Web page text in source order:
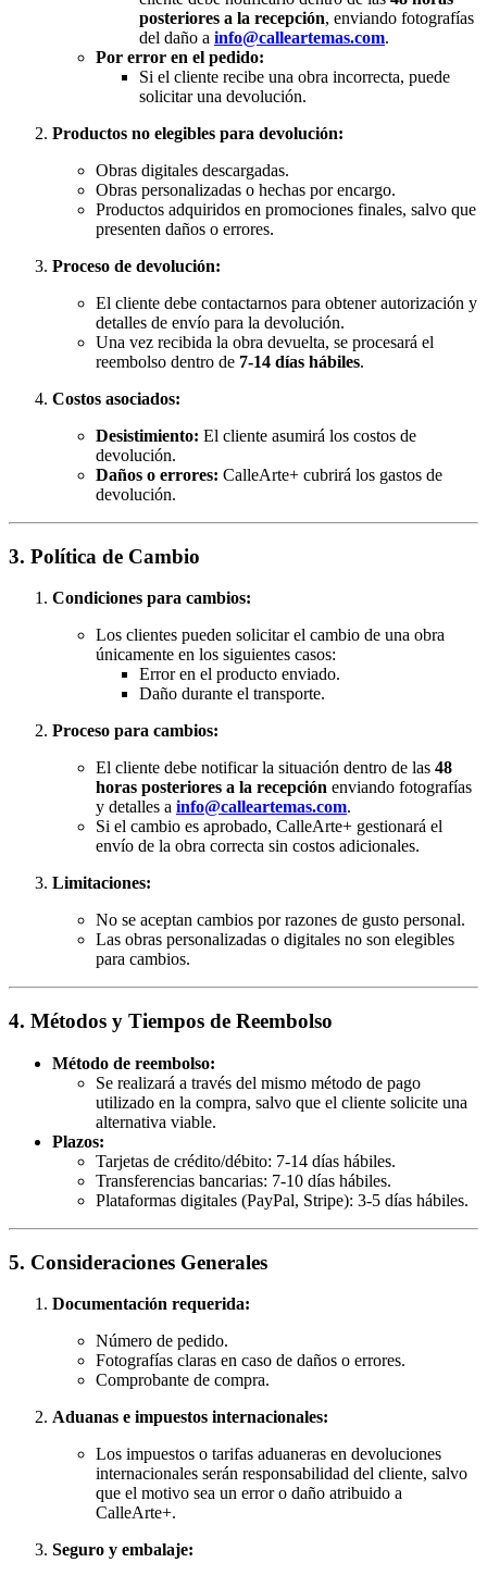
posteriores a la recepción, enviando fotografías
del daño a info@calleartemas.com.
Por error en el pedido:
Si el cliente recibe una obra incorrecta, puede
solicitar una devolución.
Productos no elegibles para devolución:
Obras digitales descargadas.
Obras personalizadas o hechas por encargo.
Productos adquiridos en promociones finales, salvo que
presenten daños o errores.
Proceso de devolución:
El cliente debe contactarnos para obtener autorización y
detalles de envío para la devolución.
Una vez recibida la obra devuelta, se procesará el
reembolso dentro de 7-14 días hábiles.
Costos asociados:
Desistimiento: El cliente asumirá los costos de
devolución.
Daños o errores: CalleArte+ cubrirá los gastos de
devolución.
3. Política de Cambio
Condiciones para cambios:
Los clientes pueden solicitar el cambio de una obra
únicamente en los siguientes casos:
Error en el producto enviado.
Daño durante el transporte.
Proceso para cambios:
El cliente debe notificar la situación dentro de las 48
horas posteriores a la recepción enviando fotografías
y detalles a info@calleartemas.com.
Si el cambio es aprobado, CalleArte+ gestionará el
envío de la obra correcta sin costos adicionales.
Limitaciones:
No se aceptan cambios por razones de gusto personal.
Las obras personalizadas o digitales no son elegibles
para cambios.
4. Métodos y Tiempos de Reembolso
Método de reembolso:
Se realizará a través del mismo método de pago
utilizado en la compra, salvo que el cliente solicite una
alternativa viable.
Plazos:
Tarjetas de crédito/débito: 7-14 días hábiles.
Transferencias bancarias: 7-10 días hábiles.
Plataformas digitales (PayPal, Stripe): 3-5 días hábiles.
5. Consideraciones Generales
Documentación requerida:
Número de pedido.
Fotografías claras en caso de daños o errores.
Comprobante de compra.
Aduanas e impuestos internacionales:
Los impuestos o tarifas aduaneras en devoluciones
internacionales serán responsabilidad del cliente, salvo
que el motivo sea un error o daño atribuido a
CalleArte+.
Seguro y embalaje: